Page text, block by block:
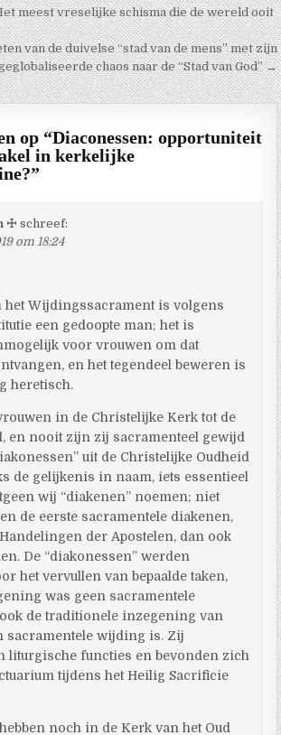
meest vreselijke schisma die de wereld ooit
van de duivelse “stad van de mens” met zijn
chaos naar de “Stad van God” →
op “Diaconessen: opportuniteit
in kerkelijke
”
☩ schreef:
om 18:24
het Wijdingssacrament is volgens
een gedoopte man; het is
voor vrouwen om dat
en het tegendeel beweren is
heretisch.
in de Christelijke Kerk tot de
en nooit zijn zij sacramenteel gewijd
uit de Christelijke Oudheid
de gelijkenis in naam, iets essentieel
wij “diakenen” noemen; niet
de eerste sacramentele diakenen,
der Apostelen, dan ook
De “diakonessen” werden
het vervullen van bepaalde taken,
was geen sacramentele
de traditionele inzegening van
sacramentele wijding is. Zij
liturgische functies en bevonden zich
tijdens het Heilig Sacrificie
noch in de Kerk van het Oud